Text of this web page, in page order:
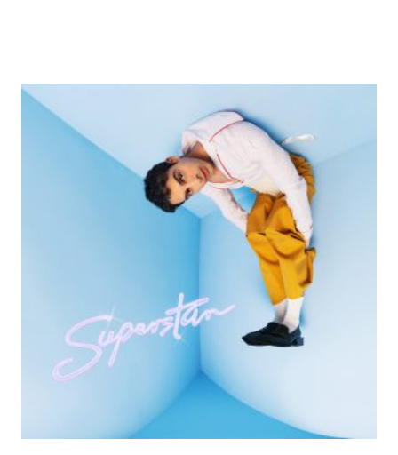
Programmi
Conduttori
Repliche
Novità
Subasio Playlist
Radio Subasio